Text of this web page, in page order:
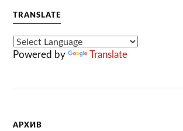
TRANSLATE
Powered by Translate
АРХИВ